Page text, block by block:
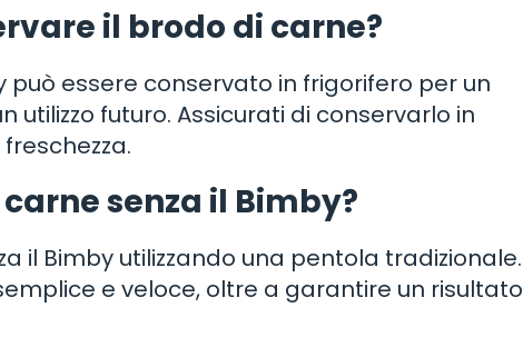
il brodo di carne?
essere conservato in frigorifero per un
futuro. Assicurati di conservarlo in
senza il Bimby?
il Bimby utilizzando una pentola tradizionale.
e veloce, oltre a garantire un risultato